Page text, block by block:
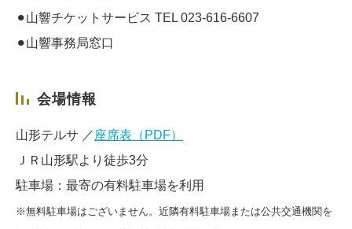
⚫︎山響チケットサービス TEL ‪023-616-6607‬
⚫︎山響事務局窓口
会場情報
山形テルサ ／ 座席表（PDF）
ＪＲ山形駅より徒歩3分
駐車場：最寄の有料駐車場を利用
※無料駐車場はございません。近隣有料駐車場または公共交通機関を